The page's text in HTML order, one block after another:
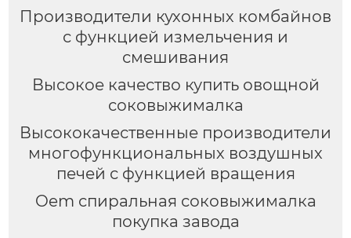
Производители кухонных комбайнов
с функцией измельчения и
смешивания
Высокое качество купить овощной
соковыжималка
Высококачественные производители
многофункциональных воздушных
печей с функцией вращения
Oem спиральная соковыжималка
покупка завода